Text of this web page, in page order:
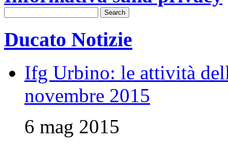
Ducato Notizie
Ifg Urbino: le attività
novembre 2015
6 mag 2015